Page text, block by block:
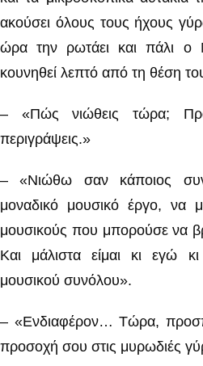
ακούσει όλους τους ήχους
ώρα την ρωτάει και πάλι ο
κουνηθεί λεπτό από τη θέση
– «Πώς νιώθεις τώρα;
περιγράψεις.»
– «Νιώθω σαν κάποιος
μοναδικό μουσικό έργο, να
μουσικούς που μπορούσε να
Και μάλιστα είμαι κι εγώ
μουσικού συνόλου».
– «Ενδιαφέρον… Τώρα,
προσοχή σου στις μυρωδιές